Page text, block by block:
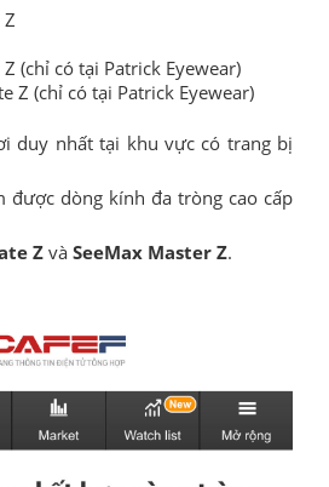
(chỉ có tại Patrick Eyewear)
Z (chỉ có tại Patrick Eyewear)
duy nhất tại khu vực có trang bị
được dòng kính đa tròng cao cấp
Z và SeeMax Master Z.